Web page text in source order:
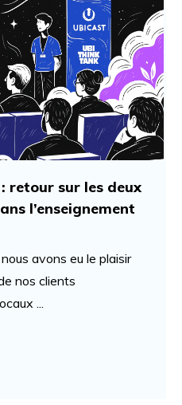
retour sur les deux
l’enseignement
avons eu le plaisir
nos clients
...